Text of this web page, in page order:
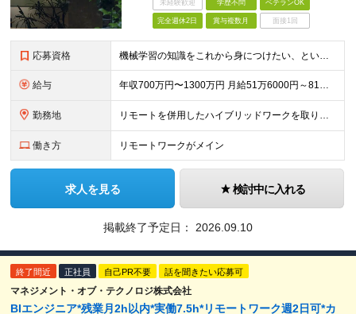
未経験歓迎 学歴不問 ベテランOK
完全週休2日 賞与複数月 面接1回
応募資格 機械学習の知識をこれから身につけたい、という方も歓迎！ ★Webアプリケーションの開発運用経験3年以上 ★MySQL または PostgresSQL の設計、開発、運用経験 ★Git + GitHu
給与 年収700万円〜1300万円 月給51万6000円～81万0000円 ※経験・能力・前給を考慮の上、当社規定により決定します。 ※試用期間3ヵ月あり。期間中の給与・待遇の差異はありません。 ※裁量
勤務地 リモートを併用したハイブリッドワークを取り入れています。 東京都文京区本郷 1-28-10 本郷TKビル (変更の範囲)上記を除く当社関連勤務地
働き方 リモートワークがメイン
求人を見る 検討中に入れる
掲載終了予定日： 2026.09.10
終了間近 正社員 自己PR不要 話を聞きたい応募可
マネジメント・オブ・テクノロジ株式会社
BIエンジニア*残業月2h以内*実働7.5h*リモートワーク週2日可*カ